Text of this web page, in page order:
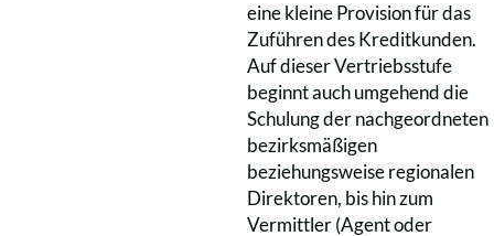
eine kleine Provision für das
Zuführen des Kreditkunden.
Auf dieser Vertriebsstufe
beginnt auch umgehend die
Schulung der nachgeordneten
bezirksmäßigen
beziehungsweise regionalen
Direktoren, bis hin zum
Vermittler (Agent oder